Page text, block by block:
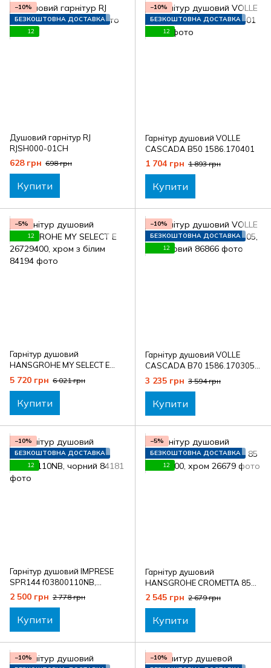
−10%
БЕЗКОШТОВНА ДОСТАВКА
12
Душовий гарнітур RJ
RJSH000-01CH
628 грн 698 грн
Купити
−10%
БЕЗКОШТОВНА ДОСТАВКА
12
Гарнітур душовий VOLLE
CASCADA B50 1586.170401
1 704 грн 1 893 грн
Купити
−5%
12
Гарнітур душовий
HANSGROHE MY SELECT E
26729400, хром з білим
5 720 грн 6 021 грн
Купити
−10%
БЕЗКОШТОВНА ДОСТАВКА
12
Гарнітур душовий VOLLE
CASCADA B70 1586.170305,
графітовий
3 235 грн 3 594 грн
Купити
−10%
БЕЗКОШТОВНА ДОСТАВКА
12
Гарнітур душовий IMPRESE
SPR144 f03800110NB,
чорний
2 500 грн 2 778 грн
Купити
−5%
БЕЗКОШТОВНА ДОСТАВКА
12
Гарнітур душовий
HANSGROHE CROMETTA 85
27577000, хром
2 545 грн 2 679 грн
Купити
−10%
−10%